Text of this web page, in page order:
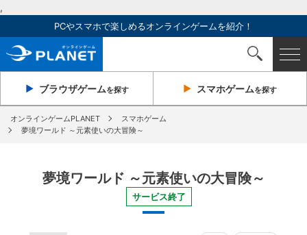
,
PCやスマホで楽しめるオンラインゲームを紹介！
ブラウザゲームを探す スマホゲームを探す
オンラインゲームPLANET
スマホゲーム
夢境ワールド ～元素使いの大冒険～
夢境ワールド ～元素使いの大冒険～
サービス終了